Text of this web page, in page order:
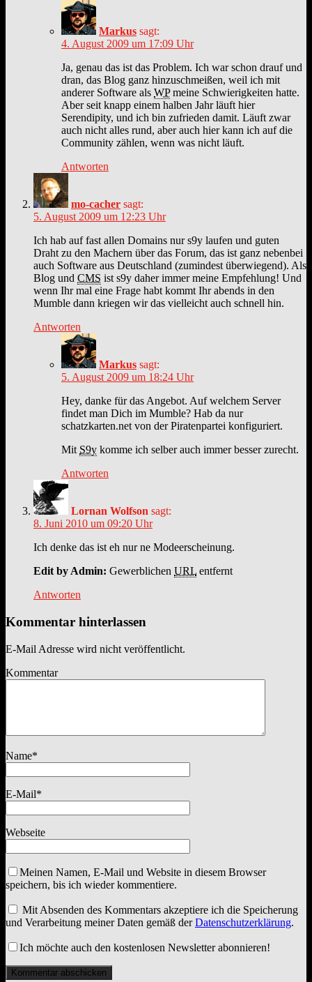
Markus sagt:
4. August 2009 um 17:09 Uhr
Ja, genau das ist das Problem. Ich war schon drauf und
dran, das Blog ganz hinzuschmeißen, weil ich mit
anderer Software als WPmeine Schwierigkeiten hatte.
Aber seit knapp einem halben Jahr läuft hier
Serendipity, und ich bin zufrieden damit. Läuft zwar
auch nicht alles rund, aber auch hier kann ich auf die
Community zählen, wenn was nicht läuft.
Antworten
mo-cacher sagt:
5. August 2009 um 12:23 Uhr
Ich hab auf fast allen Domains nur s9y laufen und guten
Draht zu den Machern über das Forum, das ist ganz nebenbei
auch Software aus Deutschland (zumindest überwiegend). Als
Blog und CMS ist s9y daher immer meine Empfehlung! Und
wenn Ihr mal eine Frage habt kommt Ihr abends in den
Mumble dann kriegen wir das vielleicht auch schnell hin.
Antworten
Markus sagt:
5. August 2009 um 18:24 Uhr
Hey, danke für das Angebot. Auf welchem Server
findet man Dich im Mumble? Hab da nur
schatzkarten.net von der Piratenpartei konfiguriert.
Mit S9y komme ich selber auch immer besser zurecht.
Antworten
Lornan Wolfson sagt:
8. Juni 2010 um 09:20 Uhr
Ich denke das ist eh nur ne Modeerscheinung.
Edit by Admin: Gewerblichen URL entfernt
Antworten
Kommentar hinterlassen
E-Mail Adresse wird nicht veröffentlicht.
Kommentar
Name*
E-Mail*
Webseite
Meinen Namen, E-Mail und Website in diesem Browser
speichern, bis ich wieder kommentiere.
Mit Absenden des Kommentars akzeptiere ich die Speicherung
und Verarbeitung meiner Daten gemäß derDatenschutzerklärung.
Ich möchte auch den kostenlosen Newsletter abonnieren!